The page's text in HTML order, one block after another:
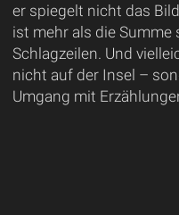
er spiegelt nicht das
ist mehr als die Summe
Schlagzeilen. Und
nicht auf der Insel –
Umgang mit